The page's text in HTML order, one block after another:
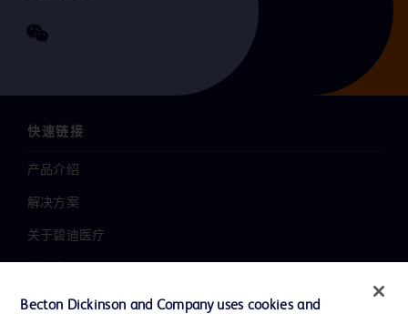
快速链接
产品介绍
解决方案
关于碧迪医疗
职业发展
Becton Dickinson and Company uses cookies and